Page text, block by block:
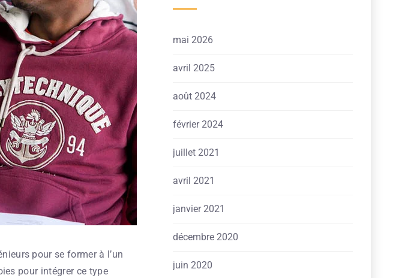
pour se former à l’un
pour intégrer ce type
mai 2026
avril 2025
août 2024
février 2024
juillet 2021
avril 2021
janvier 2021
décembre 2020
juin 2020